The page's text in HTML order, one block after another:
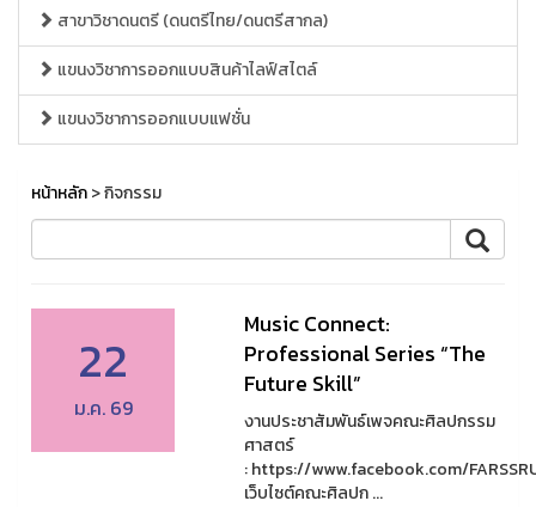
สาขาวิชาดนตรี (ดนตรีไทย/ดนตรีสากล)
แขนงวิชาการออกแบบสินค้าไลฟ์สไตล์
แขนงวิชาการออกแบบแฟชั่น
หน้าหลัก> กิจกรรม
22
ม.ค. 69
Music Connect:
Professional Series “The
Future Skill”
งานประชาสัมพันธ์เพจคณะศิลปกรรม
ศาสตร์
: https://www.facebook.com/
เว็บไซต์คณะศิลปก ...